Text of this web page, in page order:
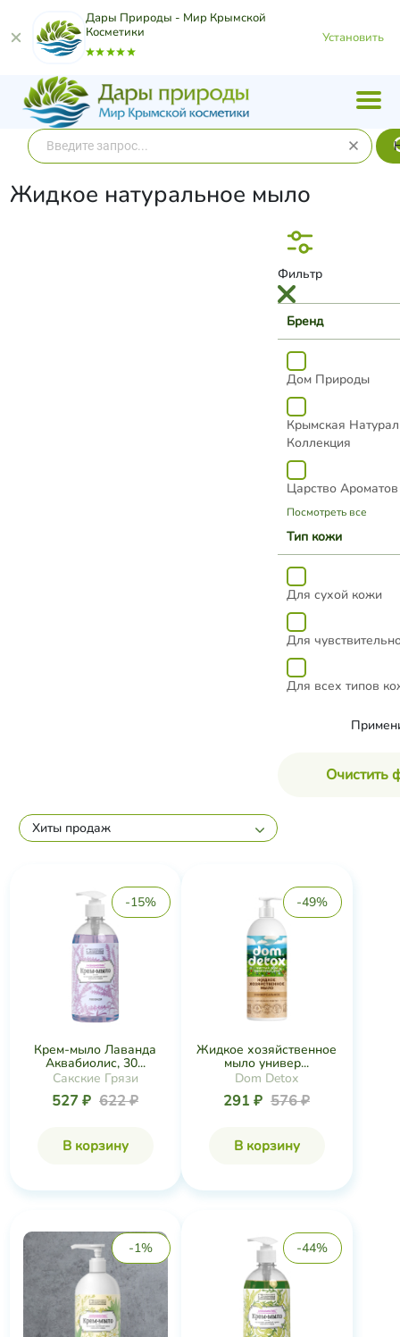
Дары Природы - Мир Крымской
Косметики
Установить
Жидкое натуральное мыло
Хиты продаж
Фильтр
Бренд
Дом Природы
Крымская
Коллекция
Царство Ароматов
Посмотреть все
Тип кожи
Для сухой кожи
Для
Для всех типов
Очистить
-15%
Крем-мыло Лаванда
Аквабиолис, 30...
Сакские Грязи
527 ₽ 622 ₽
В корзину
-49%
Жидкое хозяйственное
мыло универ...
Dom Detox
291 ₽ 576 ₽
В корзину
-1% -44%